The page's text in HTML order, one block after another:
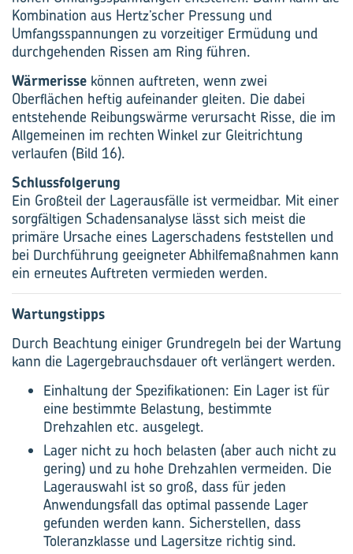
Kombination aus Hertz’scher Pressung und
Umfangsspannungen zu vorzeitiger Ermüdung und
durchgehenden Rissen am Ring führen.
Wärmerisse können auftreten, wenn zwei
Oberflächen heftig aufeinander gleiten. Die dabei
entstehende Reibungswärme verursacht Risse, die im
Allgemeinen im rechten Winkel zur Gleitrichtung
verlaufen (Bild 16).
Schlussfolgerung
Ein Großteil der Lagerausfälle ist vermeidbar. Mit einer
sorgfältigen Schadensanalyse lässt sich meist die
primäre Ursache eines Lagerschadens feststellen und
bei Durchführung geeigneter Abhilfemaßnahmen kann
ein erneutes Auftreten vermieden werden.
Wartungstipps
Durch Beachtung einiger Grundregeln bei der Wartung
kann die Lagergebrauchsdauer oft verlängert werden.
Einhaltung der Spezifikationen: Ein Lager ist für
eine bestimmte Belastung, bestimmte
Drehzahlen etc. ausgelegt.
Lager nicht zu hoch belasten (aber auch nicht zu
gering) und zu hohe Drehzahlen vermeiden. Die
Lagerauswahl ist so groß, dass für jeden
Anwendungsfall das optimal passende Lager
gefunden werden kann. Sicherstellen, dass
Toleranzklasse und Lagersitze richtig sind.